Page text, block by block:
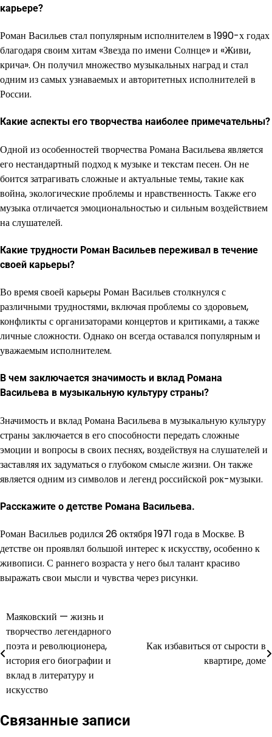
карьере?
Роман Васильев стал популярным исполнителем в 1990-х годах
благодаря своим хитам «Звезда по имени Солнце» и «Живи,
крича». Он получил множество музыкальных наград и стал
одним из самых узнаваемых и авторитетных исполнителей в
России.
Какие аспекты его творчества наиболее примечательны?
Одной из особенностей творчества Романа Васильева является
его нестандартный подход к музыке и текстам песен. Он не
боится затрагивать сложные и актуальные темы, такие как
война, экологические проблемы и нравственность. Также его
музыка отличается эмоциональностью и сильным воздействием
на слушателей.
Какие трудности Роман Васильев переживал в течение
своей карьеры?
Во время своей карьеры Роман Васильев столкнулся с
различными трудностями, включая проблемы со здоровьем,
конфликты с организаторами концертов и критиками, а также
личные сложности. Однако он всегда оставался популярным и
уважаемым исполнителем.
В чем заключается значимость и вклад Романа
Васильева в музыкальную культуру страны?
Значимость и вклад Романа Васильева в музыкальную культуру
страны заключается в его способности передать сложные
эмоции и вопросы в своих песнях, воздействуя на слушателей и
заставляя их задуматься о глубоком смысле жизни. Он также
является одним из символов и легенд российской рок-музыки.
Расскажите о детстве Романа Васильева.
Роман Васильев родился 26 октября 1971 года в Москве. В
детстве он проявлял большой интерес к искусству, особенно к
живописи. С раннего возраста у него был талант красиво
выражать свои мысли и чувства через рисунки.
Навигация
по
записям
Маяковский — жизнь и
творчество легендарного
поэта и революционера,
история его биографии и
вклад в литературу и
искусство
Как избавиться от сырости в
квартире, доме
Связанные записи